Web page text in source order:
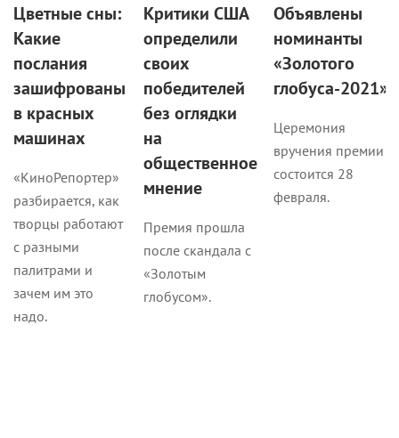
Цветные сны:
Какие
послания
зашифрованы
в красных
машинах
«КиноРепортер»
разбирается, как
творцы работают
с разными
палитрами и
зачем им это
надо.
Критики США
определили
своих
победителей
без оглядки
на
общественное
мнение
Премия прошла
после скандала с
«Золотым
глобусом».
Объявлены
номинанты
«Золотого
глобуса-2021»
Церемония
вручения премии
состоится 28
февраля.